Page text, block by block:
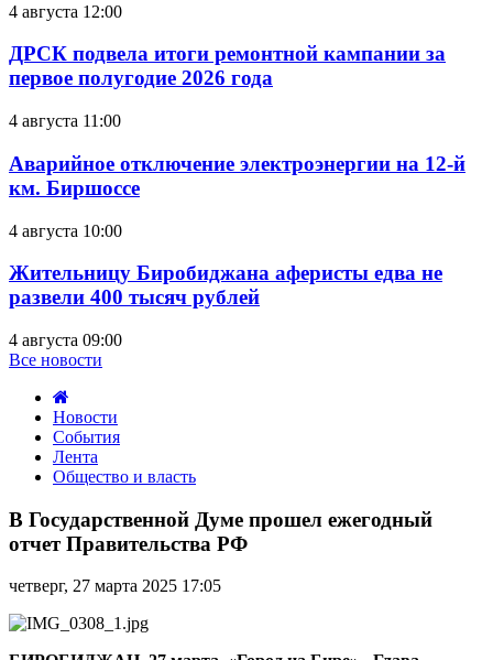
4 августа 12:00
ДРСК подвела итоги ремонтной кампании за
первое полугодие 2026 года
4 августа 11:00
Аварийное отключение электроэнергии на 12-й
км. Биршоссе
4 августа 10:00
Жительницу Биробиджана аферисты едва не
развели 400 тысяч рублей
4 августа 09:00
Все новости
Новости
События
Лента
Общество и власть
Государственной
Думе
прошел
отчет
Правительства
РФ
В Государственной Думе прошел ежегодный
отчет Правительства РФ
четверг, 27 марта 2025 17:05